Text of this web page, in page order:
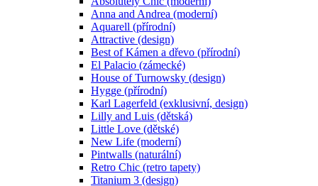
Anna and Andrea (moderní)
Aquarell (přírodní)
Attractive (design)
Best of Kámen a dřevo (přírodní)
El Palacio (zámecké)
House of Turnowsky (design)
Hygge (přírodní)
Karl Lagerfeld (exklusivní, design)
Lilly and Luis (dětská)
Little Love (dětské)
New Life (moderní)
Pintwalls (naturální)
Retro Chic (retro tapety)
Titanium 3 (design)